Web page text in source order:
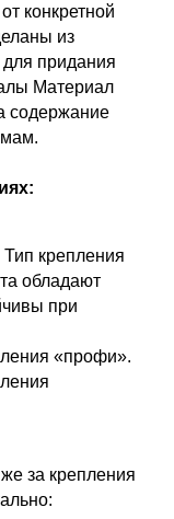
конкретной
из
придания
Материал
содержание
Тип крепления
обладают
при
«профи».
за крепления